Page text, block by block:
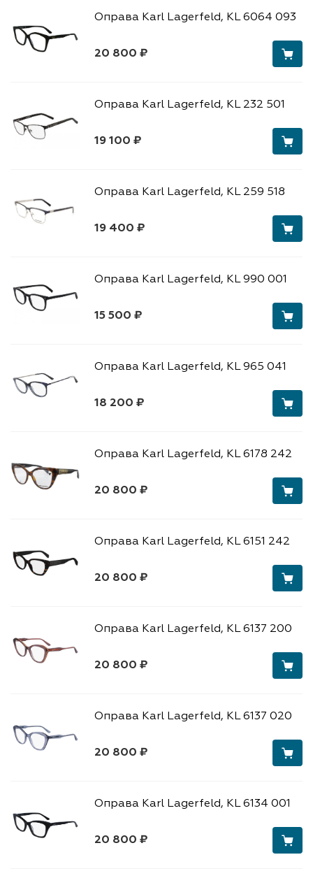
20 800 ₽
Оправа Karl Lagerfeld, KL 6064 093
19 100 ₽
Оправа Karl Lagerfeld, KL 232 501
19 400 ₽
Оправа Karl Lagerfeld, KL 259 518
15 500 ₽
Оправа Karl Lagerfeld, KL 990 001
18 200 ₽
Оправа Karl Lagerfeld, KL 965 041
20 800 ₽
Оправа Karl Lagerfeld, KL 6178 242
20 800 ₽
Оправа Karl Lagerfeld, KL 6151 242
20 800 ₽
Оправа Karl Lagerfeld, KL 6137 200
20 800 ₽
Оправа Karl Lagerfeld, KL 6137 020
20 800 ₽
Оправа Karl Lagerfeld, KL 6134 001